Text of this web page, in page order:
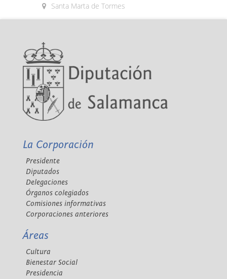
Santa Marta de Tormes
La Corporación
Presidente
Diputados
Delegaciones
Órganos colegiados
Comisiones informativas
Corporaciones anteriores
Áreas
Cultura
Bienestar Social
Presidencia